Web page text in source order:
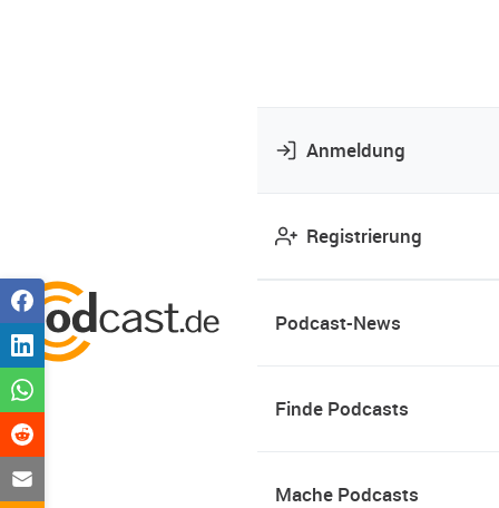
Anmeldung
Registrierung
Podcast-News
Finde Podcasts
Mache Podcasts